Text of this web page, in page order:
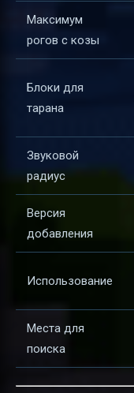
Максимум
рогов с козы
Блоки для
тарана
Звуковой
радиус
Версия
добавления
Использование
Места для
поиска